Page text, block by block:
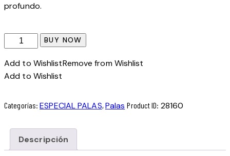
profundo.
de
pádel
adidas
HRD+
BUY NOW
Add to WishlistRemove from Wishlist
Add to Wishlist
Categorías:ESPECIAL PALAS, Palas Product ID: 28160
Descripción